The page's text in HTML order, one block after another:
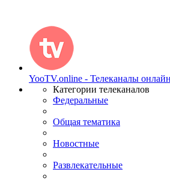
YooTV.online - Телеканалы
Категории телеканалов
Федеральные
Общая тематика
Новостные
Развлекательные